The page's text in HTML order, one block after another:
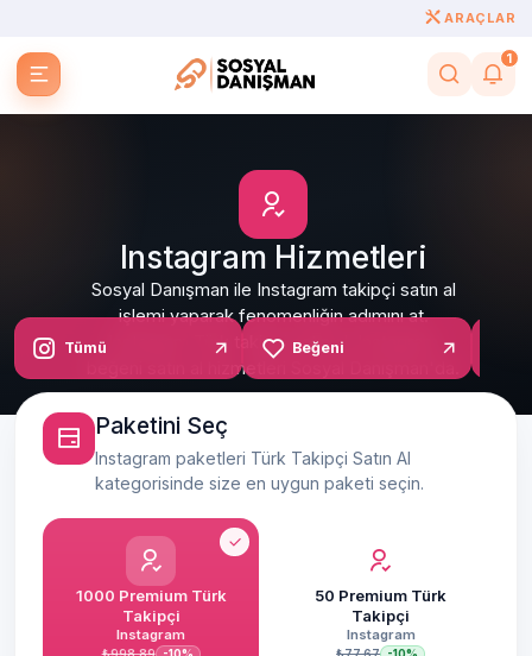
ARAÇLAR
1
Instagram Hizmetleri
Sosyal Danışman ile Instagram takipçi satın al
işlemi yaparak fenomenliğin adımını at.
Instagram Türk takipçi satın al, Instagram
beğeni satın al hizmetleri Sosyal Danışman'da.
Tümü Beğeni
Paketini Seç
Instagram paketleri Türk Takipçi Satın Al
kategorisinde size en uygun paketi seçin.
1000 Premium Türk
Takipçi
Instagram
50 Premium Türk
Takipçi
Instagram